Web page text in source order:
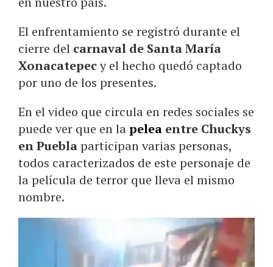
El enfrentamiento se registró durante el
cierre del carnaval de Santa María
Xonacatepecy el hecho quedó captado
por uno de los presentes.
En el video que circula en redes sociales se
puede ver que en lapelea entre Chuckys
en Pueblaparticipan varias personas,
todos caracterizados de este personaje de
la película de terror que lleva el mismo
nombre.